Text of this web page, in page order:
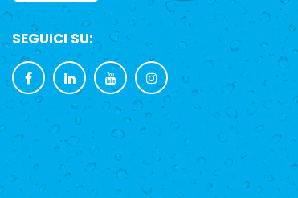
SEGUICI SU: